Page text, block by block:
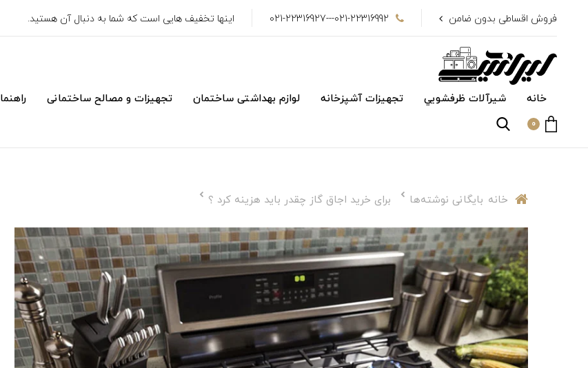
فروش اقساطی بدون ضامن 021-22316992---021-22316927 اینها تخفیف هایی است که شما به دنبال آن هستید.
خانه شیرآلات ظرفشويي تجهیزات آشپزخانه لوازم بهداشتی ساختمان تجهیزات و مصالح ساختمانی راهنما
0
خانه بایگانی نوشته‌ها برای خرید اجاق گاز چقدر باید هزینه کرد ؟